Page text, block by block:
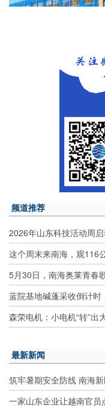
频道推荐
2026年山东科技活动周
这个周末来南海，观116
5月30日，南海奥莱青春
蓝院基地碱蓬采收倒计时
森荣电机：小电机“转”出
最新新闻
筑牢暑期安全防线 南海
一家山东企业让越南官